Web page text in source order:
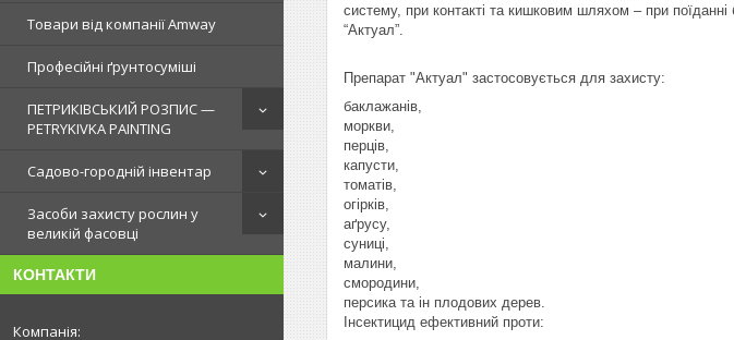
Товари від компанії Amway
Професійні ґрунтосуміші
ПЕТРИКІВСЬКИЙ РОЗПИС —
PETRYKIVKA PAINTING
Садово-городній інвентар
Засоби захисту рослин у
великій фасовці
КОНТАКТИ
систему, при контакті та кишковим шляхом – при
“Актуал”.
Препарат "Актуал" застосовується для захисту:
баклажанів,
моркви,
перців,
капусти,
томатів,
огірків,
аґрусу,
суниці,
малини,
смородини,
персика та ін плодових дерев.
Інсектицид ефективний проти: